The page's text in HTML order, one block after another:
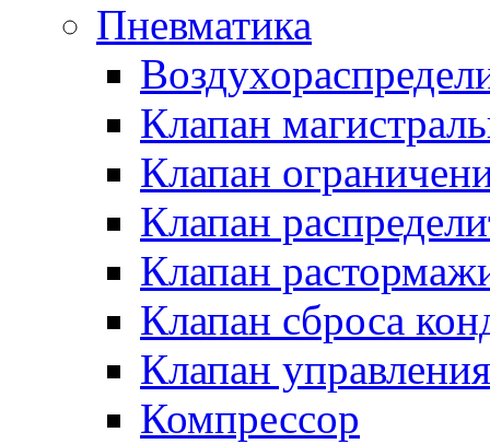
Пневматика
Клапан
Клапан
Клапан
Клапан
Клапан сброса
Клапан управления
Компрессор